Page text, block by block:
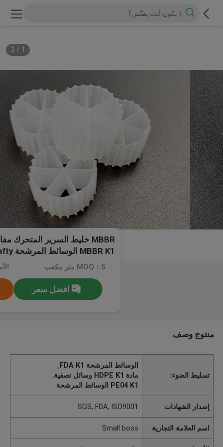
1
/
3
MBBR K1 الوسائط المرشحة FDA Safty
MOQ：5 متر مكعب
افضل سعر
منتوج وصف
تسليط الضوء:
الوسائط المرشحة FDA K1
,
مادة HDPE K1 وسائل تصفية
,
PE04 K1 الوسائط المرشحة
إصدار الشهادات SGS, FDA, ISO9001
اسم العلامة التجارية Small boss